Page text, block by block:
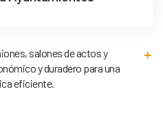
salones de actos y
y duradero para una
eficiente.